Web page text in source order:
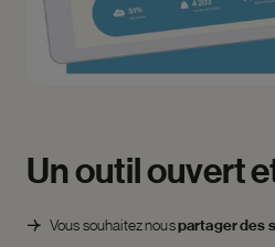
Unoutilouvert
Vous souhaitez nouspartager des